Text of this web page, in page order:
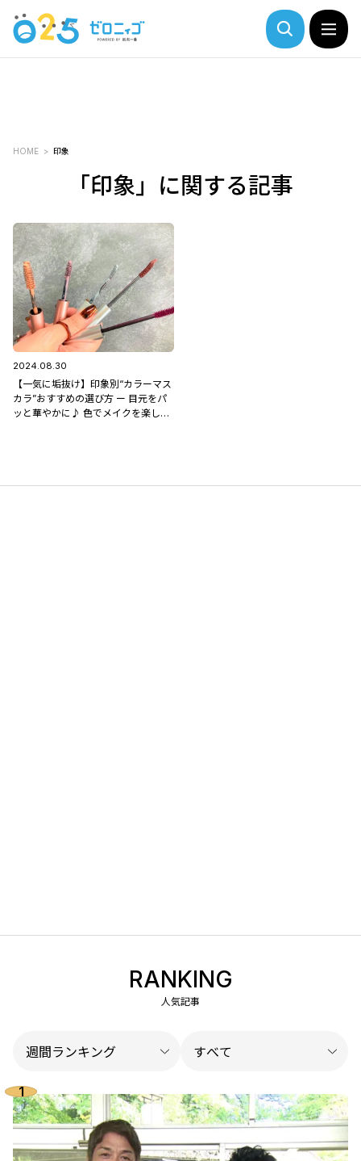
HOME 印象
「印象」に関する記事
2024.08.30
【一気に垢抜け】印象別“カラーマス
カラ”おすすめの選び方 ー 目元をパ
ッと華やかに♪ 色でメイクを楽しも
RANKING
人気記事